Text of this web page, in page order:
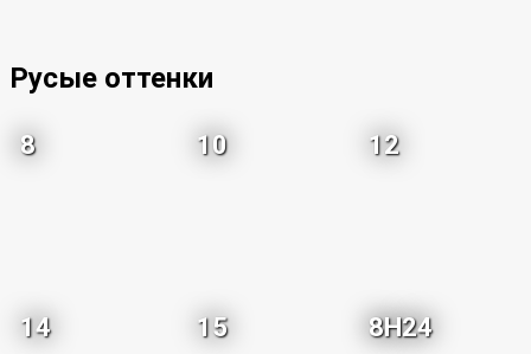
Русые оттенки
8 10 12
14 15 8H24